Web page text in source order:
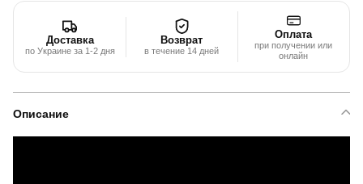
Доставка
по Украине за 1-2 дня
Возврат
в течение 14 дней
Оплата
при получении или
онлайн
Описание